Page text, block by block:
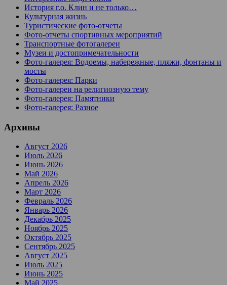
История г.о. Клин и не только…
Культурная жизнь
Туристические фото-отчеты
Фото-отчеты спортивных мероприятий
Транспортные фотогалереи
Музеи и достопримечательности
Фото-галерея: Водоемы, набережные, пляжи, фонтаны и
мосты
Фото-галерея: Парки
Фото-галереи на религиозную тему
Фото-галерея: Памятники
Фото-галерея: Разное
Архивы
Август 2026
Июль 2026
Июнь 2026
Май 2026
Апрель 2026
Март 2026
Февраль 2026
Январь 2026
Декабрь 2025
Ноябрь 2025
Октябрь 2025
Сентябрь 2025
Август 2025
Июль 2025
Июнь 2025
Май 2025